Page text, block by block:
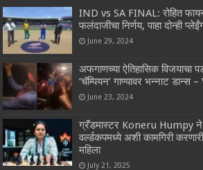
IND vs SA FINAL: रोहित
फलंदाजीचा निर्णय, पाहा दोन्ही
June 29, 2024
अफगाणच्या ऐतिहासिक विजयाचा
‘चॅम्पियन’ गाण्यावर भन्नाट डान्स
June 23, 2024
ग्रॅंडमास्टर Koneru Humpy ने
वर्ल्डकपमध्ये अशी कामगिरी
महिला
July 21, 2025